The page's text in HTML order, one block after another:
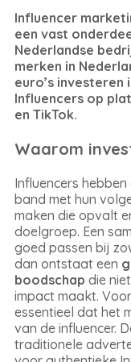
Influencer
een vast
Nederlandse
merken in
euro’s investeren
Influencers op
en TikTok.
Waarom
Influencers
band met hun
maken die opvalt
doelgroep. Een
goed passen bij
dan ontstaat een
boodschap die
impact maakt.
essentieel dat het
van de influencer.
traditionele